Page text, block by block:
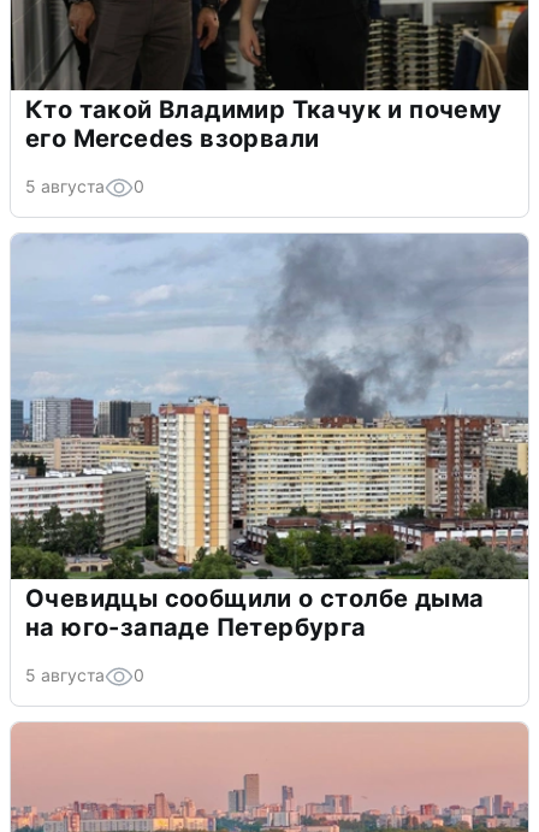
Кто такой Владимир Ткачук и почему
его Mercedes взорвали
5 августа 0
Очевидцы сообщили о столбе дыма
на юго-западе Петербурга
5 августа 0